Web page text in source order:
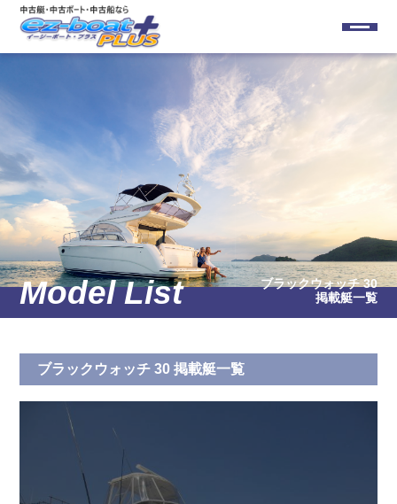
ブラックウォッチ 30
掲載艇一覧
ブラックウォッチ 30 掲載艇一覧